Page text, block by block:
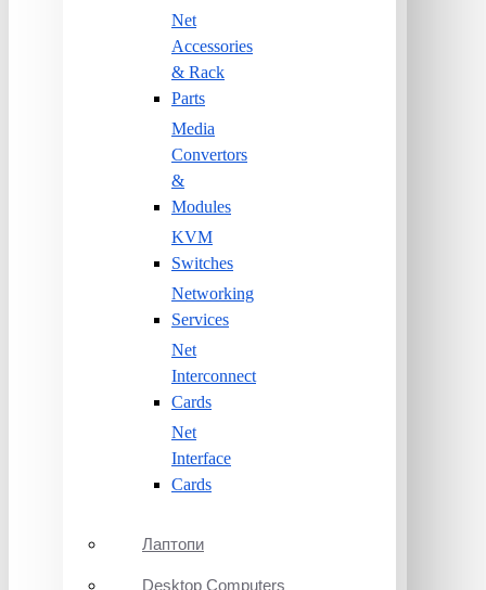
Net
Accessories
& Rack
Parts
Media
Convertors
&
Modules
KVM
Switches
Networking
Services
Net
Interconnect
Cards
Net
Interface
Cards
Лаптопи
Desktop Computers